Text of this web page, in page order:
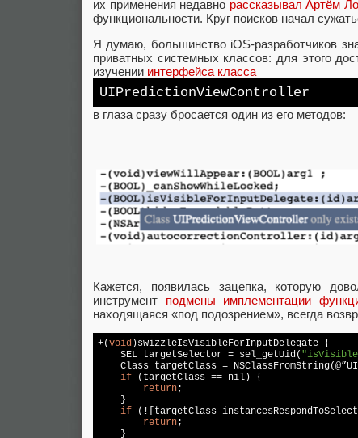
их применения недавно рассказывал Артём
функциональности. Круг поисков начал
Я думаю, большинство iOS-разработчиков
приватных системных классов: для этого
изучении интерфейса класса
UIPredictionViewController
в глаза сразу бросается один из его методов:
Кажется, появилась зацепка, которую
инструмент подмены имплементации
находящаяся «под подозрением», всегда
+(void )swizzleIsVisibleForInputDelegate {
    SEL targetSelector = sel_getUid(
    Class targetClass =
NSClassFromString(@”
if (targetClass == nil ) {
return;
    }
if (![targetClass
return;
    }